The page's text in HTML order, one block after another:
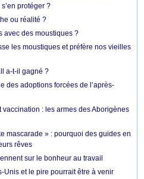
protéger ?
ou réalité ?
avec des moustiques ?
les moustiques et préfère nos vieilles
a-t-il gagné ?
des adoptions forcées de l’après-
: les armes des Aborigènes
mascarade » : pourquoi des guides en
rêves
sur le bonheur au travail
et le pire pourrait être à venir